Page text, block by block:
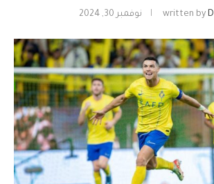
written by نوفمبر 30, 2024